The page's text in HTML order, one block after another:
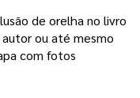
de orelha no livro
ou até mesmo
com fotos